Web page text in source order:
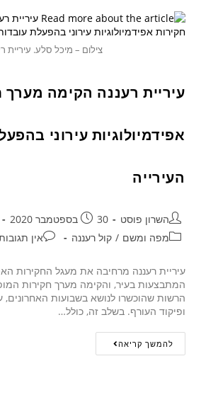
צילום – מיכל סלע. עיריית
עיריית רעננה הקימה מערך
אפידמיולוגיות עירוני
העירייה
השרון פוסט
30 בספטמבר 2020
מפה ומשם / קול רעננה אין
עיריית רעננה מרחיבה את מעגל החקירות
המתבצעות בעיר, והקימה מערך חקירות
הרשות שהוכשרו לנושא בשבועות האחרונים,
ופיקוד העורף. בשלב זה, כולל…
להמשך קריאה